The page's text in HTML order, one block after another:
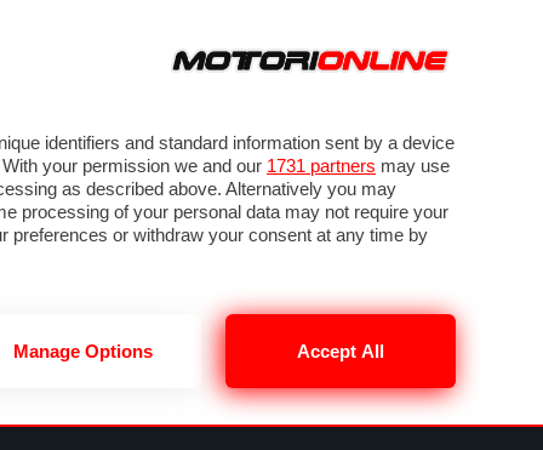
RENDERING PNEUMATICI TRAFFICO
identifiers and standard information sent by a device
your permission we and our 1731 partners may use
as described above. Alternatively you may
processing of your personal data may not require your
preferences or withdraw your consent at any time by
Manage Options Accept All